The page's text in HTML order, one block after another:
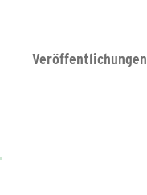
Veröffentlichungen